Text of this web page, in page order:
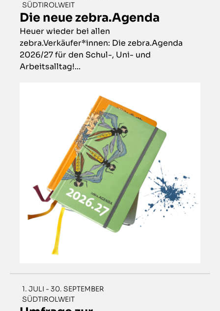
SÜDTIROLWEIT
Die neue zebra.Agenda
Heuer wieder bei allen
zebra.Verkäufer*innen: Die zebra.Agenda
2026/27 für den Schul-, Uni- und
Arbeitsalltag!...
1. JULI - 30. SEPTEMBER
SÜDTIROLWEIT